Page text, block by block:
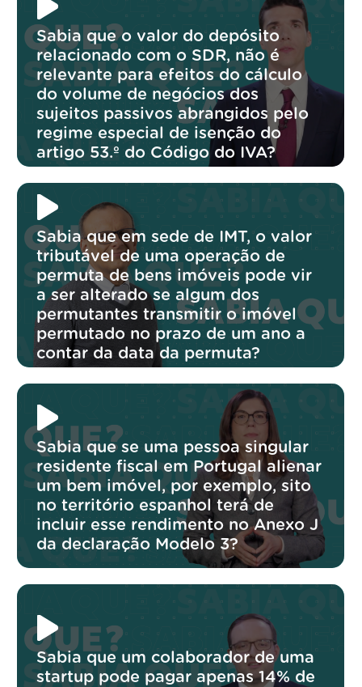
Sabia que o valor do depósito
relacionado com o SDR, não é
relevante para efeitos do cálculo
do volume de negócios dos
sujeitos passivos abrangidos pelo
regime especial de isenção do
artigo 53.º do Código do IVA?
Sabia que em sede de IMT, o valor
tributável de uma operação de
permuta de bens imóveis pode vir
a ser alterado se algum dos
permutantes transmitir o imóvel
permutado no prazo de um ano a
contar da data da permuta?
Sabia que se uma pessoa singular
residente fiscal em Portugal alienar
um bem imóvel, por exemplo, sito
no território espanhol terá de
incluir esse rendimento no Anexo J
da declaração Modelo 3?
Sabia que um colaborador de uma
startup pode pagar apenas 14% de